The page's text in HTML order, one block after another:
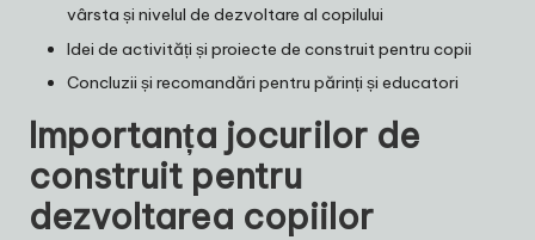
vârsta și nivelul de dezvoltare al copilului
Idei de activități și proiecte de construit pentru copii
Concluzii și recomandări pentru părinți și educatori
Importanța jocurilor de
construit pentru
dezvoltarea copiilor